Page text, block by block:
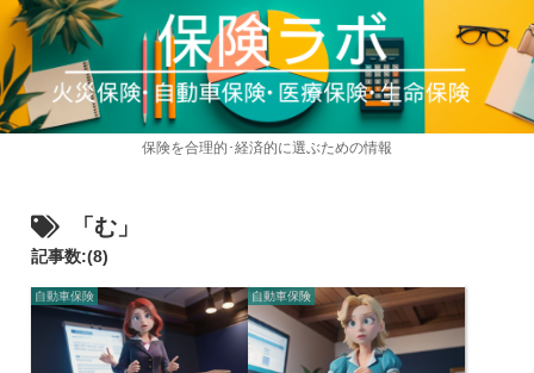
保険を合理的･経済的に選ぶための情報
「む」
記事数:(8)
自動車保険 自動車保険